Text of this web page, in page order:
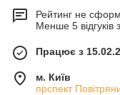
Рейтинг не
Менше 5 відгуків
Працює з
м. Київ
прспект